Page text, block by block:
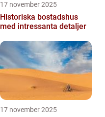
17 november 2025
Historiska bostadshus
med intressanta detaljer
17 november 2025